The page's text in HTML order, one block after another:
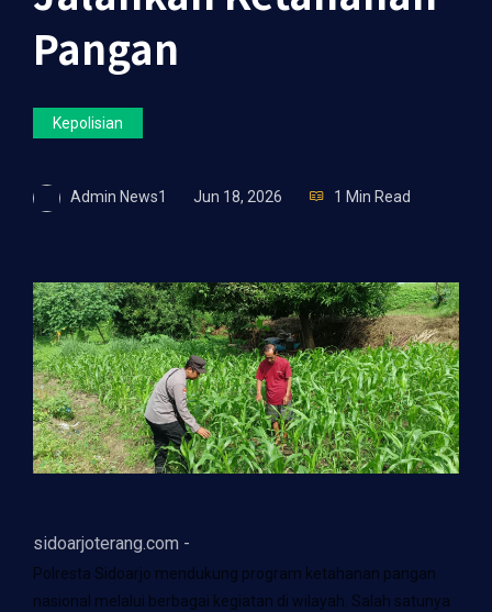
Pangan
Kepolisian
Admin News1 Jun 18, 2026 1 Min Read
sidoarjoterang.com -
Polresta Sidoarjo mendukung program ketahanan pangan
nasional melalui berbagai kegiatan di wilayah. Salah satunya